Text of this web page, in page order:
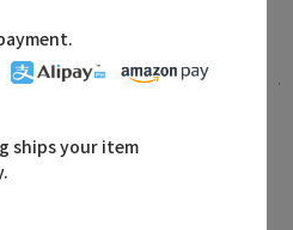
らの季節を見据えた、洗練スタ
イルを叶える逸品